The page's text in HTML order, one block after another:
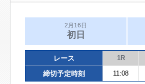
2月16日
初日
レース 1R
締切予定時刻 11:08